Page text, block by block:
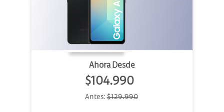
Ahora Desde
$104.990
Antes:$129.990